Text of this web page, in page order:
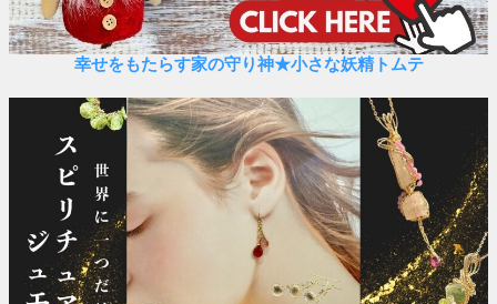
幸せをもたらす家の守り神★小さな妖精トムテ